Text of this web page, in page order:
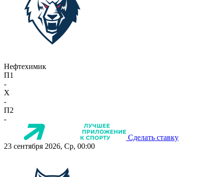
Нефтехимик
П1
-
X
-
П2
-
Сделать ставку
23 сентября 2026, Ср, 00:00